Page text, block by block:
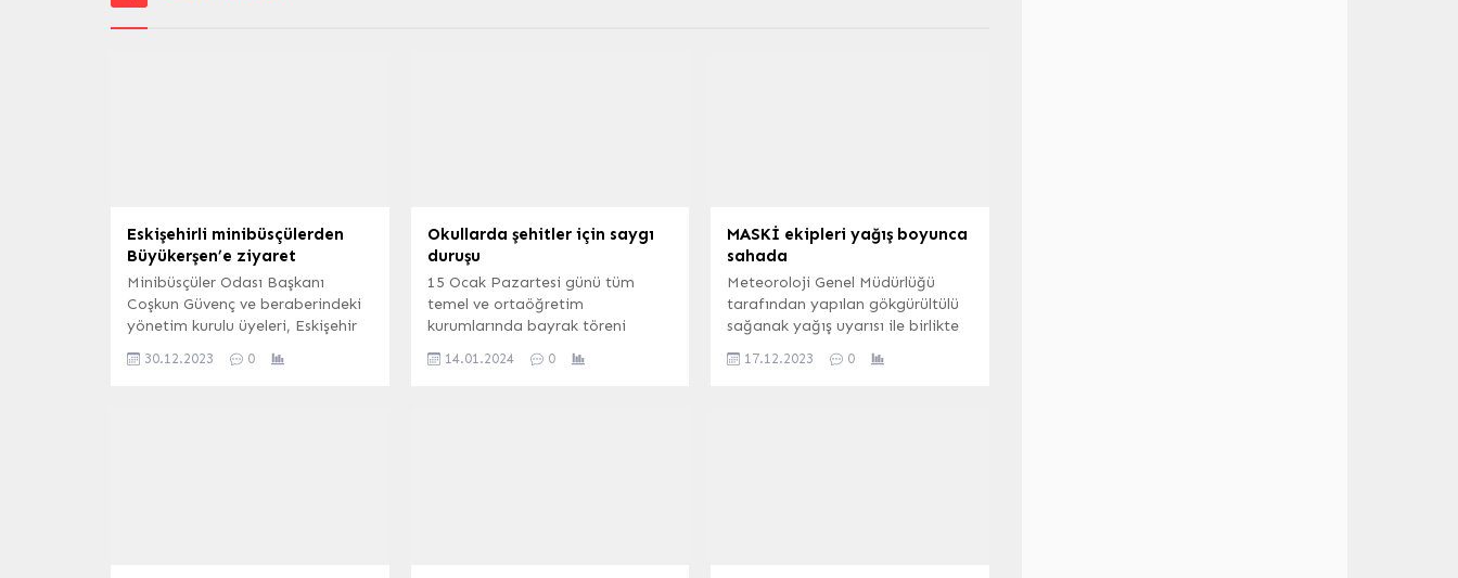
Eskişehirli minibüsçülerden
Büyükerşen’e ziyaret
Minibüsçüler Odası Başkanı
Coşkun Güvenç ve beraberindeki
yönetim kurulu üyeleri, Eskişehir
Prof. Dr. Yılmaz Büyükerşen’i
30.12.2023 0
Okullarda şehitler için saygı
duruşu
15 Ocak Pazartesi günü tüm
temel ve ortaöğretim
kurumlarında bayrak töreni
bir dakikalık saygı duruşunda
14.01.2024 0
MASKİ ekipleri yağış boyunca
sahada
Meteoroloji Genel Müdürlüğü
tarafından yapılan gökgürültülü
sağanak yağış uyarısı ile birlikte
MASKİ Genel Müdürlüğü,
17.12.2023 0